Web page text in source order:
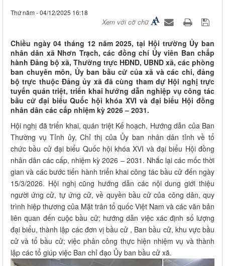
Thứ năm - 04/12/2025 16:18
Xem với cỡ chữ
Chiều ngày 04 tháng 12 năm 2025, tại Hội trường Ủy ban
nhân dân xã Nhơn Trạch, các đồng chí Ủy viên Ban chấp
hành Đảng bộ xã, Thường trực HĐND, UBND xã, các phòng
ban chuyên môn, Ủy ban bầu cử của xã và các chi, đảng
bộ trực thuộc Đảng ủy xã đã cùng tham dự Hội nghị trực
tuyến quán triệt, triển khai hướng dẫn nghiệp vụ công tác
bầu cử đại biểu Quốc hội khóa XVI và đại biểu Hội đồng
nhân dân các cấp nhiệm kỳ 2026 – 2031.
Hội nghị đã triển khai, quán triệt Kế hoạch, Hướng dẫn của Ban
Thường vụ Tỉnh ủy, Chỉ thị của Ủy ban nhân dân tỉnh về tổ
chức bầu cử đại biểu Quốc hội khóa XVI và đại biểu Hội đồng
nhân dân các cấp, nhiệm kỳ 2026 – 2031. Nhắc lại các mốc thời
gian và các bước tiến hành triển khai công tác bầu cử đến ngày
15/3/2026. Hội nghị cũng hướng dẫn các nội dung giới thiệu
người ứng cử, tự ứng cử, về quyền bầu cử của công dân, quy
trình hiệp thương của Mặt trân tổ quốc Việt Nam và các văn bản
liên quan đến cuộc bầu cử; hướng dẫn việc xác định số lượng
đại biểu, thành lập các đơn vị bầu cử , Ban bầu cử, khu vực bầu
cử và tổ bầu cử; việc phân công thực hiện nhiệm vụ và thành
lập các tổ giúp việc Ban chỉ đạo Ủy ban bầu cử xã.